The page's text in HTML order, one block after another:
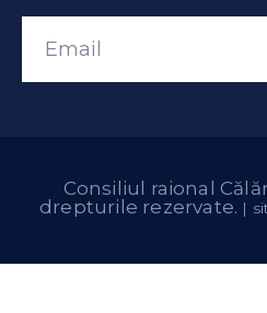
Consiliul raional
drepturile rezervate. |